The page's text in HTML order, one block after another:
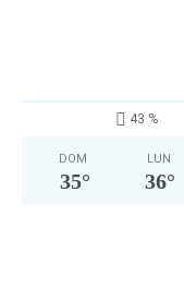
43 %
DOM
35°
LUN
36°